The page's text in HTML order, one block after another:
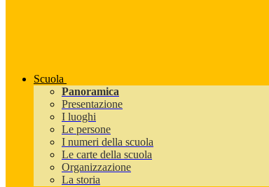
Scuola
Panoramica
Presentazione
I luoghi
Le persone
I numeri della scuola
Le carte della scuola
Organizzazione
La storia